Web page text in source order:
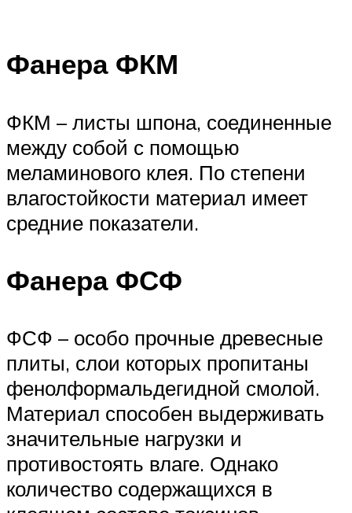
Фанера ФКМ
ФКМ – листы шпона, соединенные
между собой с помощью
меламинового клея. По степени
влагостойкости материал имеет
средние показатели.
Фанера ФСФ
ФСФ – особо прочные древесные
плиты, слои которых пропитаны
фенолформальдегидной смолой.
Материал способен выдерживать
значительные нагрузки и
противостоять влаге. Однако
количество содержащихся в